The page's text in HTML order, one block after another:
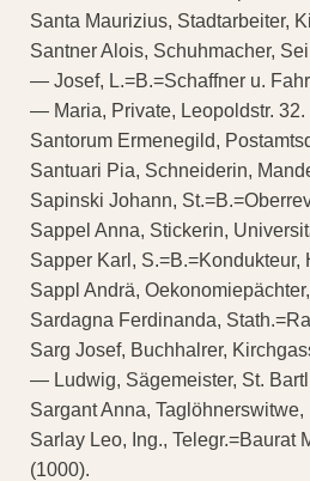
Santa Maurizius, Stadtarbeiter,
Santner Alois, Schuhmacher,
— Josef, L.=B.=Schaffner u.
— Maria, Private, Leopoldstr. 32.
Santorum Ermenegild,
Santuari Pia, Schneiderin,
Sapinski Johann,
Sappel Anna, Stickerin,
Sapper Karl, S.=B.=Kondukteur,
Sappl Andrä,
Sardagna Ferdinanda,
Sarg Josef, Buchhalrer,
— Ludwig, Sägemeister, St.
Sargant Anna,
Sarlay Leo, Ing., Telegr.=Baurat
(1000).